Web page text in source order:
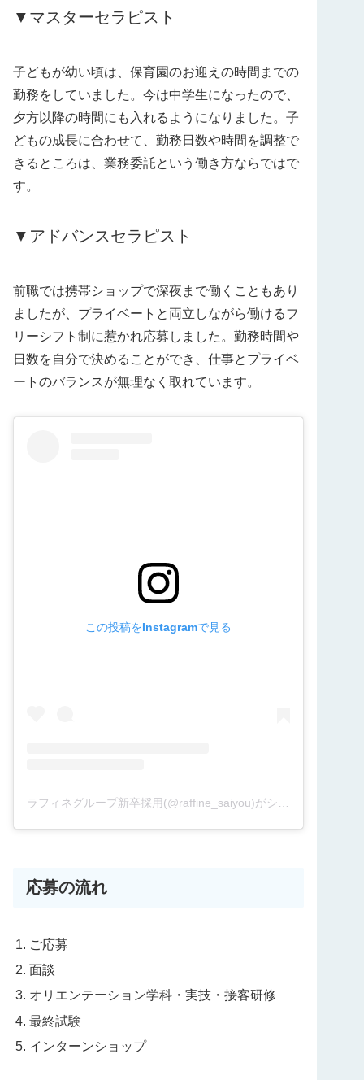
▼マスターセラピスト
子どもが幼い頃は、保育園のお迎えの時間までの
勤務をしていました。今は中学生になったので、
夕方以降の時間にも入れるようになりました。子
どもの成長に合わせて、勤務日数や時間を調整で
きるところは、業務委託という働き方ならではで
す。
▼アドバンスセラピスト
前職では携帯ショップで深夜まで働くこともあり
ましたが、プライベートと両立しながら働けるフ
リーシフト制に惹かれ応募しました。勤務時間や
日数を自分で決めることができ、仕事とプライベ
ートのバランスが無理なく取れています。
この投稿をInstagramで見る
応募の流れ
ご応募
面談
オリエンテーション学科・実技・接客研修
最終試験
インターンショップ